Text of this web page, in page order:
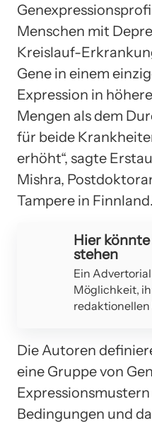
Menschen mit
Kreislauf-
Gene in einem
Expression in
Mengen als dem
für beide
erhöht“, sagte
Mishra,
Tampere in Finnland.
Hier
stehen
Ein
Möglichkeit,
Die Autoren
eine Gruppe von
Bedingungen und